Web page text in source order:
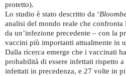
protetto).
Lo studio è stato descritto da ‘
analisi del mondo reale che confronta
da un’infezione precedente – con la
vaccini più importanti attualmente in
Dalla ricerca emerge che i vaccinati
probabilità di essere infettati rispetto
infettati in precedenza, e 27 volte in